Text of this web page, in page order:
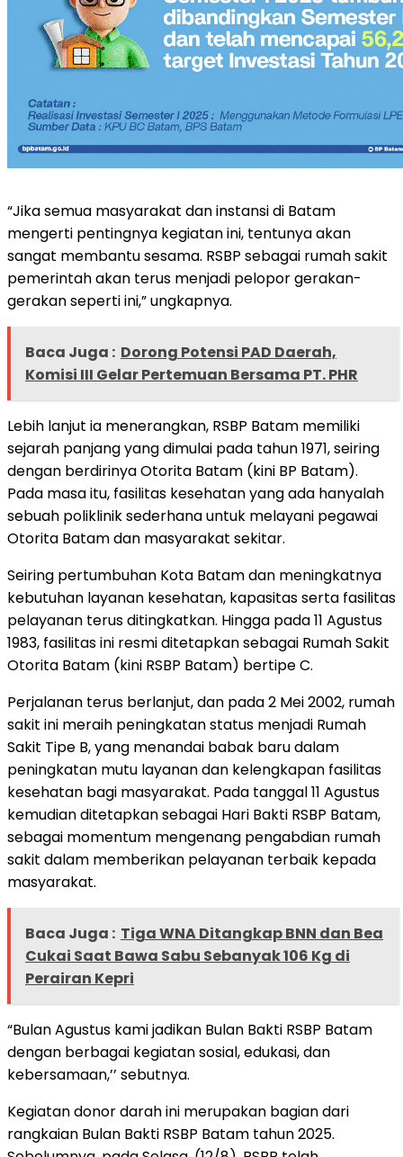
“Jika semua masyarakat dan instansi di Batam
mengerti pentingnya kegiatan ini, tentunya akan
sangat membantu sesama. RSBP sebagai rumah sakit
pemerintah akan terus menjadi pelopor gerakan-
gerakan seperti ini,” ungkapnya.
Baca Juga : Dorong Potensi PAD Daerah,
Komisi III Gelar Pertemuan Bersama PT. PHR
Lebih lanjut ia menerangkan, RSBP Batam memiliki
sejarah panjang yang dimulai pada tahun 1971, seiring
dengan berdirinya Otorita Batam (kini BP Batam).
Pada masa itu, fasilitas kesehatan yang ada hanyalah
sebuah poliklinik sederhana untuk melayani pegawai
Otorita Batam dan masyarakat sekitar.
Seiring pertumbuhan Kota Batam dan meningkatnya
kebutuhan layanan kesehatan, kapasitas serta fasilitas
pelayanan terus ditingkatkan. Hingga pada 11 Agustus
1983, fasilitas ini resmi ditetapkan sebagai Rumah Sakit
Otorita Batam (kini RSBP Batam) bertipe C.
Perjalanan terus berlanjut, dan pada 2 Mei 2002, rumah
sakit ini meraih peningkatan status menjadi Rumah
Sakit Tipe B, yang menandai babak baru dalam
peningkatan mutu layanan dan kelengkapan fasilitas
kesehatan bagi masyarakat. Pada tanggal 11 Agustus
kemudian ditetapkan sebagai Hari Bakti RSBP Batam,
sebagai momentum mengenang pengabdian rumah
sakit dalam memberikan pelayanan terbaik kepada
masyarakat.
Baca Juga : Tiga WNA Ditangkap BNN dan Bea
Cukai Saat Bawa Sabu Sebanyak 106 Kg di
Perairan Kepri
“Bulan Agustus kami jadikan Bulan Bakti RSBP Batam
dengan berbagai kegiatan sosial, edukasi, dan
kebersamaan,’’ sebutnya.
Kegiatan donor darah ini merupakan bagian dari
rangkaian Bulan Bakti RSBP Batam tahun 2025.